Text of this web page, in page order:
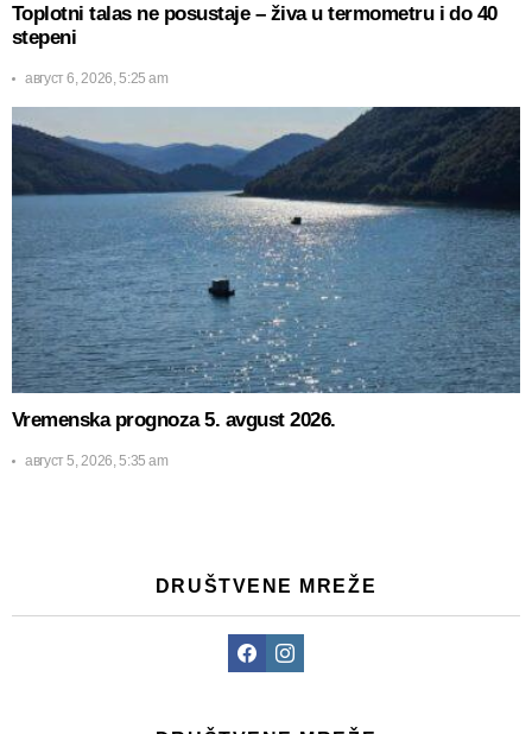
Toplotni talas ne posustaje – živa u termometru i do 40
stepeni
август 6, 2026, 5:25 am
Vremenska prognoza 5. avgust 2026.
август 5, 2026, 5:35 am
DRUŠTVENE MREŽE
FacebookInstagram